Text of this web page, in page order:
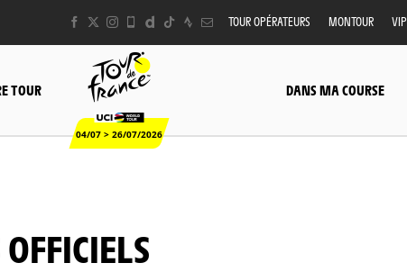
TOUR OPÉRATEURS MONTOUR VIP
TOUR
04/07 > 26/07/2026
DANS MA COURSE